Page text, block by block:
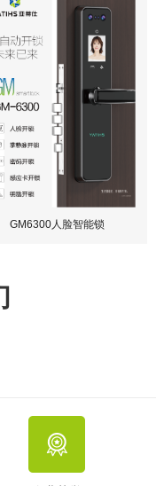
GM6300人脸智能锁